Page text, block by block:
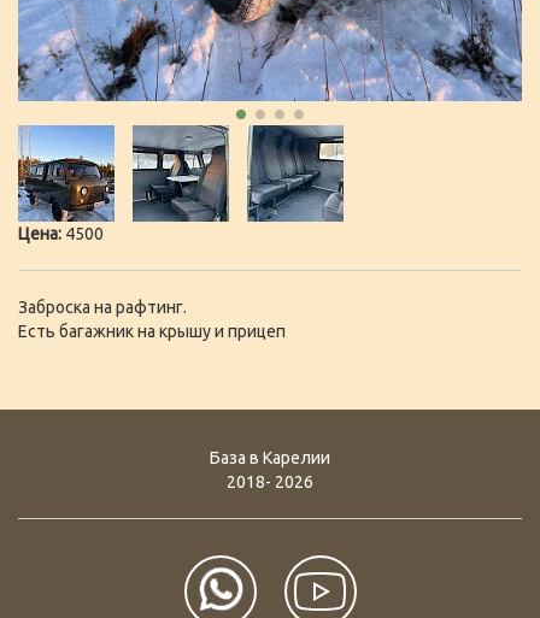
Цена: 4500
Заброска на рафтинг.
Есть багажник на крышу и прицеп
База в Карелии
2018- 2026